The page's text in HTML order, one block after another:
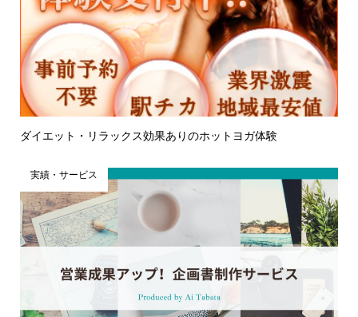
ダイエット・リラックス効果ありのホットヨガ体験
実績・サービス